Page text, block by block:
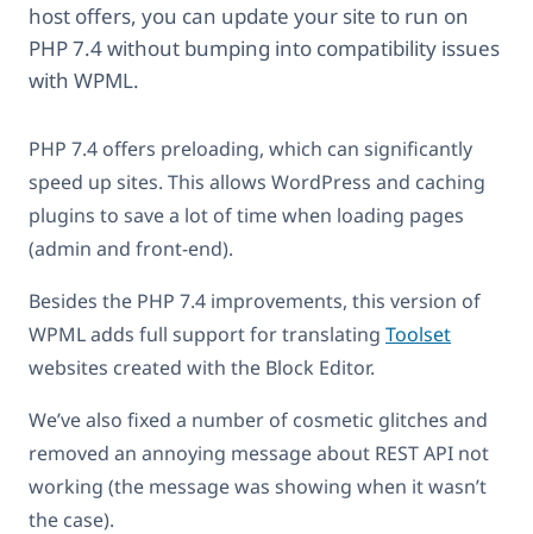
host offers, you can update your site to run on
PHP 7.4 without bumping into compatibility issues
with WPML.
PHP 7.4 offers preloading, which can significantly
speed up sites. This allows WordPress and caching
plugins to save a lot of time when loading pages
(admin and front-end).
Besides the PHP 7.4 improvements, this version of
WPML adds full support for translating Toolset
websites created with the Block Editor.
We’ve also fixed a number of cosmetic glitches and
removed an annoying message about REST API not
working (the message was showing when it wasn’t
the case).